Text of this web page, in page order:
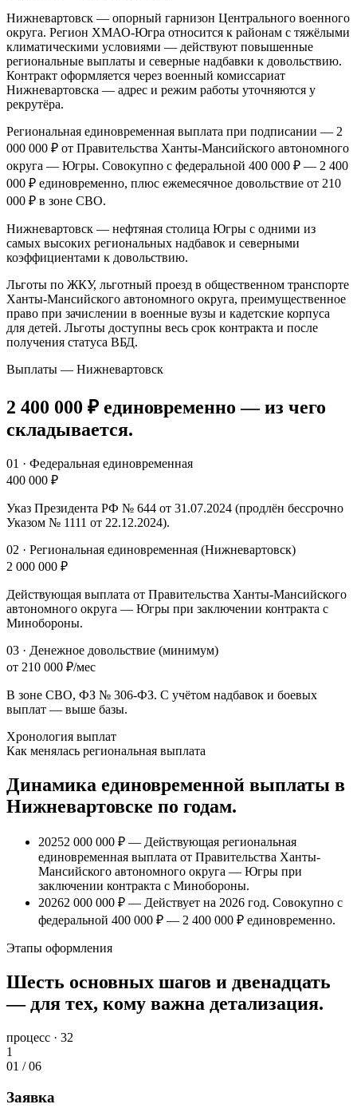
Нижневартовск — опорный гарнизон Центрального военного
округа. Регион ХМАО-Югра относится к районам с тяжёлыми
климатическими условиями — действуют повышенные
региональные выплаты и северные надбавки к довольствию.
Контракт оформляется через военный комиссариат
Нижневартовска — адрес и режим работы уточняются у
рекрутёра.
Региональная единовременная выплата при подписании — 2
000 000 ₽ от Правительства Ханты-Мансийского автономного
округа — Югры. Совокупно с федеральной 400 000 ₽ — 2 400
000 ₽ единовременно, плюс ежемесячное довольствие от 210
000 ₽ в зоне СВО.
Нижневартовск — нефтяная столица Югры с одними из
самых высоких региональных надбавок и северными
коэффициентами к довольствию.
Льготы по ЖКУ, льготный проезд в общественном транспорте
Ханты-Мансийского автономного округа, преимущественное
право при зачислении в военные вузы и кадетские корпуса
для детей. Льготы доступны весь срок контракта и после
получения статуса ВБД.
Выплаты — Нижневартовск
2 400 000 ₽ единовременно — из чего
складывается.
01 · Федеральная единовременная
400 000 ₽
Указ Президента РФ № 644 от 31.07.2024 (продлён бессрочно
Указом № 1111 от 22.12.2024).
02 · Региональная единовременная (Нижневартовск)
2 000 000 ₽
Действующая выплата от Правительства Ханты-Мансийского
автономного округа — Югры при заключении контракта с
Минобороны.
03 · Денежное довольствие (минимум)
от 210 000 ₽/мес
В зоне СВО, ФЗ № 306-ФЗ. С учётом надбавок и боевых
выплат — выше базы.
Хронология выплат
Как менялась региональная выплата
Динамика единовременной выплаты в
Нижневартовске по годам.
20252 000 000 ₽ — Действующая региональная
единовременная выплата от Правительства Ханты-
Мансийского автономного округа — Югры при
заключении контракта с Минобороны.
20262 000 000 ₽ — Действует на 2026 год. Совокупно с
федеральной 400 000 ₽ — 2 400 000 ₽ единовременно.
Этапы оформления
Шесть основных шагов и двенадцать
— для тех, кому важна детализация.
процесс · 32
1
01 /06
Заявка